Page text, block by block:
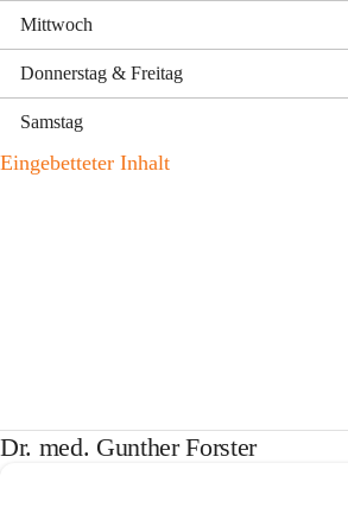
Mittwoch
Donnerstag & Freitag
Samstag
Eingebetteter Inhalt
Dr. med. Gunther Forster